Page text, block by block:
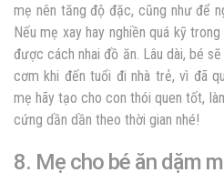
mẹ nên tăng độ đặc, cũng như để
Nếu mẹ xay hay nghiền quá kỹ
được cách nhai đồ ăn. Lâu dài, bé
cơm khi đến tuổi đi nhà trẻ, vì đã
mẹ hãy tạo cho con thói quen tốt,
cứng dần dần theo thời gian nhé!
8. Mẹ cho bé ăn dặm